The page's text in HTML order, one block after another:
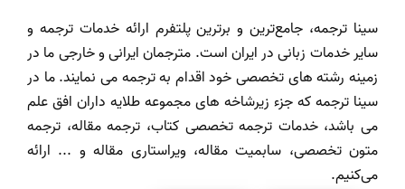
سینا ترجمه، جامع‌ترین و برترین پلتفرم ارائه خدمات ترجمه و
سایر خدمات زبانی در ایران است. مترجمان ایرانی و خارجی ما در
زمینه رشته های تخصصی خود اقدام به ترجمه می نمایند. ما در
سینا ترجمه که جزء زیرشاخه های مجموعه طلایه داران افق علم
می باشد، خدمات ترجمه تخصصی کتاب، ترجمه مقاله، ترجمه
متون تخصصی، سابمیت مقاله، ویراستاری مقاله و ... ارائه
می‌کنیم.